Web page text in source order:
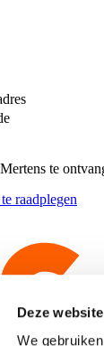
Deze
We
te
raadplegen